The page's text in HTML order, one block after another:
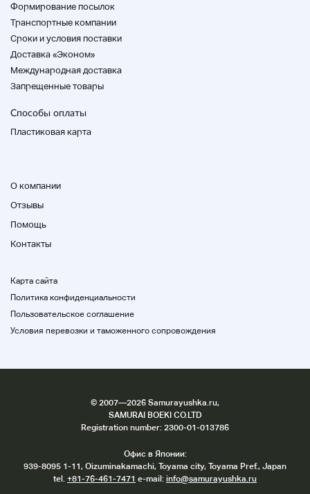
Формирование посылок
Транспортные компании
Cроки и условия поставки
Доставка «Эконом»
Международная доставка
Запрещенные товары
Способы оплаты
Пластиковая карта
О компании
Отзывы
Помощь
Контакты
Карта сайта
Политика конфиденциальности
Пользовательское соглашение
Условия перевозки и таможенного сопровождения
© 2007—2026 Samurayushka.ru,
SAMURAI BOEKI CO.LTD
Registration number: 2300-01-013786
Офис в Японии:
939-8095 1-11, Oizuminakamachi, Toyama city, Toyama Pref., Japan
tel. +81-76-461-7471 e-mail: info@samurayushka.ru